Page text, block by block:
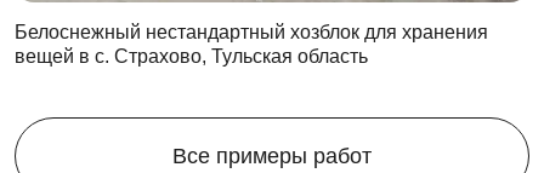
Белоснежный нестандартный хозблок для хранения
вещей в с. Страхово, Тульская область
Все примеры работ